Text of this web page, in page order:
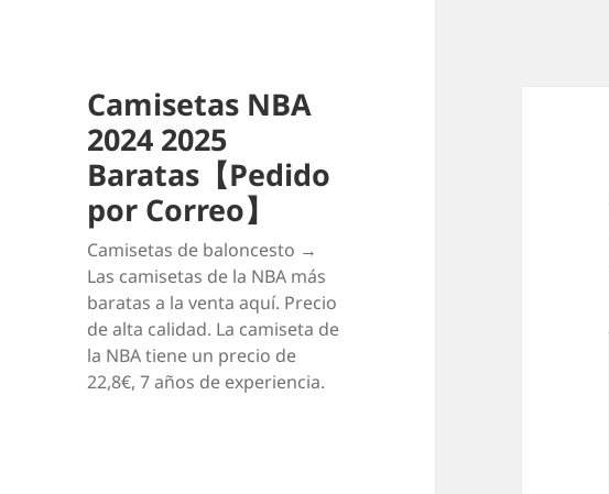
Camisetas NBA
2024 2025
Baratas【Pedido
por Correo】
Camisetas de baloncesto →
Las camisetas de la NBA más
baratas a la venta aquí. Precio
de alta calidad. La camiseta de
la NBA tiene un precio de
22,8€, 7 años de experiencia.